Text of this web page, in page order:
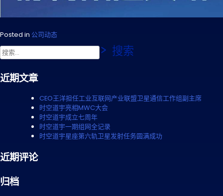
Posted in 公司动态
搜
索：
近期文章
CEO王洋担任工业互联网产业联盟卫星通信工作组副主席
时空道宇亮相MWC大会
时空道宇成立七周年
时空道宇一期组网全记录
时空道宇星座第六轨卫星发射任务圆满成功
近期评论
归档